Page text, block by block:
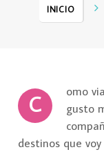
INICIO
C
omo
gusto
destinos que